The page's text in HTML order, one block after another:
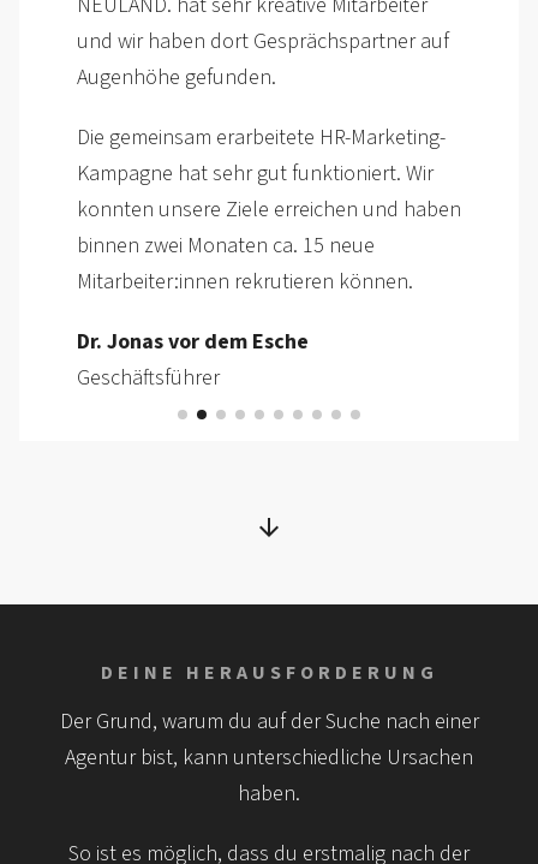
Die gesamte Projekt­umsetzung war
professionell und wir haben uns
gesamten Prozess sehr gut betreut
gefühlt.
Matthias Schmidt
Leiter Personalwesen
DEINE HERAUSFORDERUNG
Der Grund, warum du auf der Suche nach einer
Agentur bist, kann unterschiedliche Ursachen
haben.
So ist es möglich, dass du erstmalig nach der